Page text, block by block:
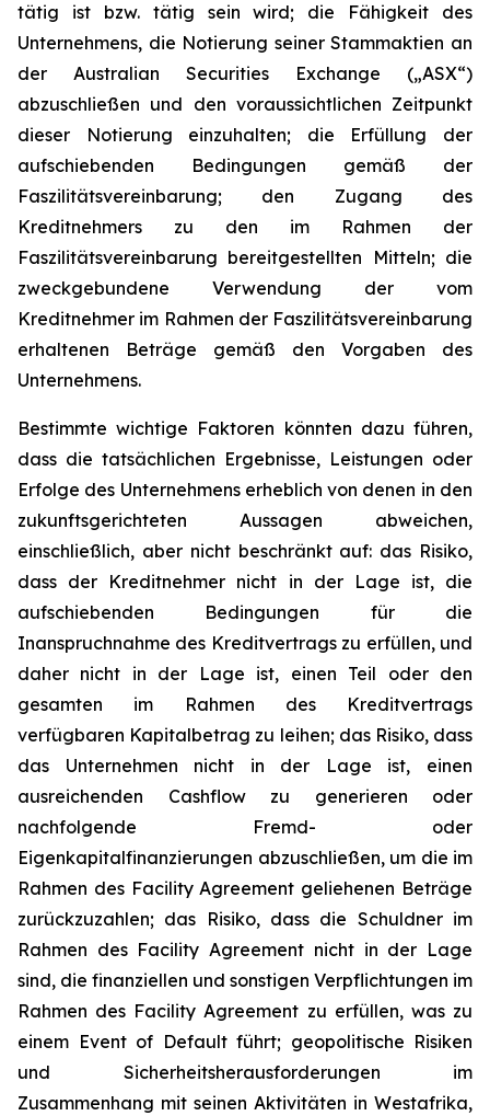
tätig ist bzw. tätig sein wird; die Fähigkeit des
Unternehmens, die Notierung seiner Stammaktien an
der Australian Securities Exchange („ASX“)
abzuschließen und den voraussichtlichen Zeitpunkt
dieser Notierung einzuhalten; die Erfüllung der
aufschiebenden Bedingungen gemäß der
Faszilitätsvereinbarung; den Zugang des
Kreditnehmers zu den im Rahmen der
Faszilitätsvereinbarung bereitgestellten Mitteln; die
zweckgebundene Verwendung der vom
Kreditnehmer im Rahmen der Faszilitätsvereinbarung
erhaltenen Beträge gemäß den Vorgaben des
Unternehmens.
Bestimmte wichtige Faktoren könnten dazu führen,
dass die tatsächlichen Ergebnisse, Leistungen oder
Erfolge des Unternehmens erheblich von denen in den
zukunftsgerichteten Aussagen abweichen,
einschließlich, aber nicht beschränkt auf: das Risiko,
dass der Kreditnehmer nicht in der Lage ist, die
aufschiebenden Bedingungen für die
Inanspruchnahme des Kreditvertrags zu erfüllen, und
daher nicht in der Lage ist, einen Teil oder den
gesamten im Rahmen des Kreditvertrags
verfügbaren Kapitalbetrag zu leihen; das Risiko, dass
das Unternehmen nicht in der Lage ist, einen
ausreichenden Cashflow zu generieren oder
nachfolgende Fremd- oder
Eigenkapitalfinanzierungen abzuschließen, um die im
Rahmen des Facility Agreement geliehenen Beträge
zurückzuzahlen; das Risiko, dass die Schuldner im
Rahmen des Facility Agreement nicht in der Lage
sind, die finanziellen und sonstigen Verpflichtungen im
Rahmen des Facility Agreement zu erfüllen, was zu
einem Event of Default führt; geopolitische Risiken
und Sicherheitsherausforderungen im
Zusammenhang mit seinen Aktivitäten in Westafrika,